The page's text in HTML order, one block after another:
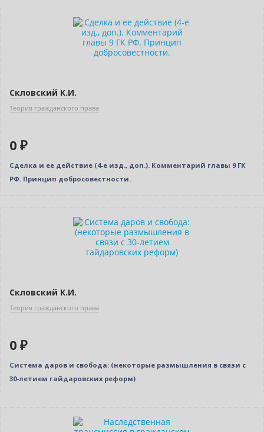
Скловский К.И.
Теория гражданского права
0 ₽
Сделка и ее действие (4-е изд., доп.). Комментарий главы 9 ГК
РФ. Принцип добросовестности.
Скловский К.И.
Теория гражданского права
0 ₽
Система даров и свобода: (некоторые размышления в связи с
30-летием гайдаровских реформ)